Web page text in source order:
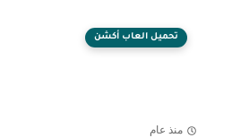
تحميل العاب أكشن
منذ عام